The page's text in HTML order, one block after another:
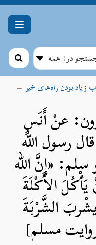
زیاد بودن راه‌های خیر←
عنْ أَنَسٍ
رسول الله
سلم: «إِنَّ الله
الأَكْلَةَ
الشَّرْبَةَ
مسلم]